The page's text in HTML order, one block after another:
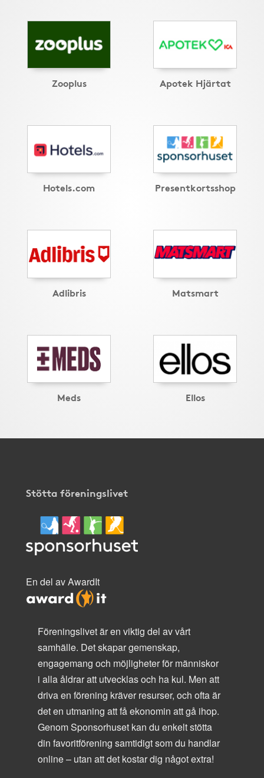
Zooplus Apotek Hjärtat
Hotels.com Presentkortsshop
Adlibris Matsmart
Meds Ellos
Stötta föreningslivet
En del av AwardIt
Föreningslivet är en viktig del av vårt
samhälle. Det skapar gemenskap,
engagemang och möjligheter för människor
i alla åldrar att utvecklas och ha kul. Men att
driva en förening kräver resurser, och ofta är
det en utmaning att få ekonomin att gå ihop.
Genom Sponsorhuset kan du enkelt stötta
din favoritförening samtidigt som du handlar
online – utan att det kostar dig något extra!